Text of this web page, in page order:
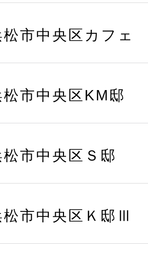
松市中央区カフェ
松市中央区KM邸
松市中央区Ｓ邸
松市中央区Ｋ邸Ⅲ